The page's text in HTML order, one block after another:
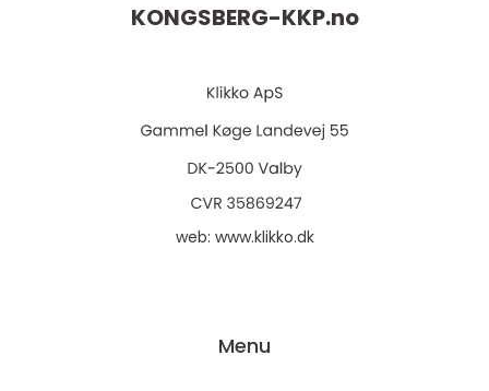
KONGSBERG-KKP.no
web: www.klikko.dk
Menu